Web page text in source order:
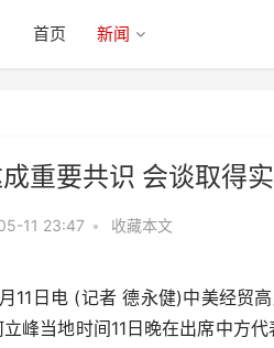
首页 新闻
重要共识 会谈取得
11 23:47 • 收藏本文
日电 (记者 德永健)中美经贸高
峰当地时间11日晚在出席中方